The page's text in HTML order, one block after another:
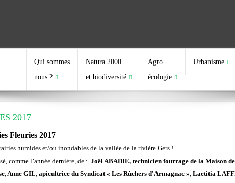
Qui sommes
nous ?
Natura 2000
et biodiversité
Agro
écologie
Urbanisme
2017
Fleuries 2017
humides et/ou inondables de la vallée de la rivière Gers !
comme l’année dernière, de : Joël ABADIE, technicien fourrage de la Maison
Anne GIL, apicultrice du Syndicat « Les Rûchers d'Armagnac », Laetitia